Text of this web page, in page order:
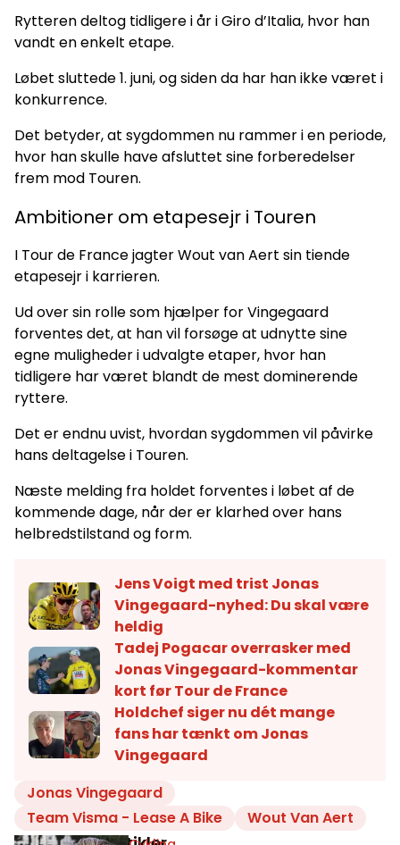
Rytteren deltog tidligere i år i Giro d’Italia, hvor han
vandt en enkelt etape.
Løbet sluttede 1. juni, og siden da har han ikke været i
konkurrence.
Det betyder, at sygdommen nu rammer i en periode,
hvor han skulle have afsluttet sine forberedelser
frem mod Touren.
Ambitioner om etapesejr i Touren
I Tour de France jagter Wout van Aert sin tiende
etapesejr i karrieren.
Ud over sin rolle som hjælper for Vingegaard
forventes det, at han vil forsøge at udnytte sine
egne muligheder i udvalgte etaper, hvor han
tidligere har været blandt de mest dominerende
ryttere.
Det er endnu uvist, hvordan sygdommen vil påvirke
hans deltagelse i Touren.
Næste melding fra holdet forventes i løbet af de
kommende dage, når der er klarhed over hans
helbredstilstand og form.
Jens Voigt med trist Jonas
Vingegaard-nyhed: Du skal være
heldig
Tadej Pogacar overrasker med
Jonas Vingegaard-kommentar
kort før Tour de France
Holdchef siger nu dét mange
fans har tænkt om Jonas
Vingegaard
Jonas Vingegaard
Team Visma - Lease A Bike
Wout Van Aert